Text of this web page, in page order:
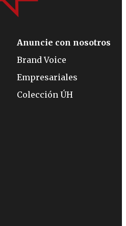
Anuncie con nosotros
Brand Voice
Empresariales
Colección ÚH